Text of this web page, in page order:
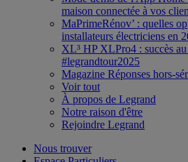
maison connectée à vos
MaPrimeRénov’ : quelles
installateurs électriciens en
XL³ HP XLPro4 : succès
#legrandtour2025
Magazine Réponses hors-
Voir tout
À propos de Legrand
Notre raison d'être
Rejoindre Legrand
Nous trouver